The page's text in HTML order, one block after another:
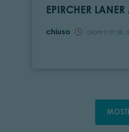
EPIRCHER
chiuso (Apre il 07.08.